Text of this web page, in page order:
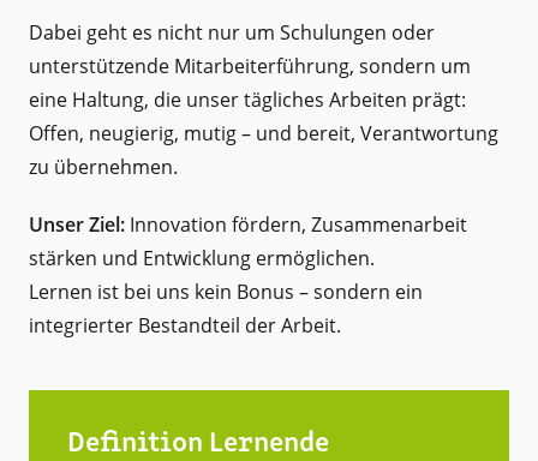
Dabei geht es nicht nur um Schulungen oder
unterstützende Mitarbeiterführung, sondern um
eine Haltung, die unser tägliches Arbeiten prägt:
Offen, neugierig, mutig – und bereit, Verantwortung
zu übernehmen.
Unser Ziel: Innovation fördern, Zusammenarbeit
stärken und Entwicklung ermöglichen.
Lernen ist bei uns kein Bonus – sondern ein
integrierter Bestandteil der Arbeit.
Definition Lernende